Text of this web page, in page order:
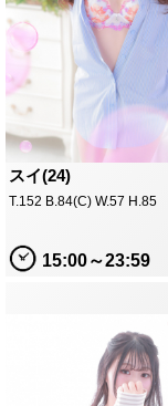
スイ(24)
T.152 B.84(C) W.57 H.85
15:00～23:59